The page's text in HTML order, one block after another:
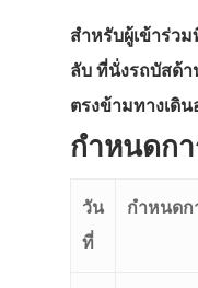
สำหรับผู้เข้าร่ว
ลับ ที่นั่งรถบัสด้า
ตรงข้ามทางเดิน
กำหนดก
วัน
ที่
กำหนดก